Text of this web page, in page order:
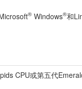
® Windows®和
CPU或第五代